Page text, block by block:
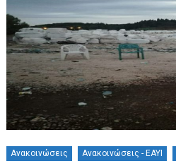
Ανακοινώσεις Ανακοινώσεις - ΕΑΥΙ